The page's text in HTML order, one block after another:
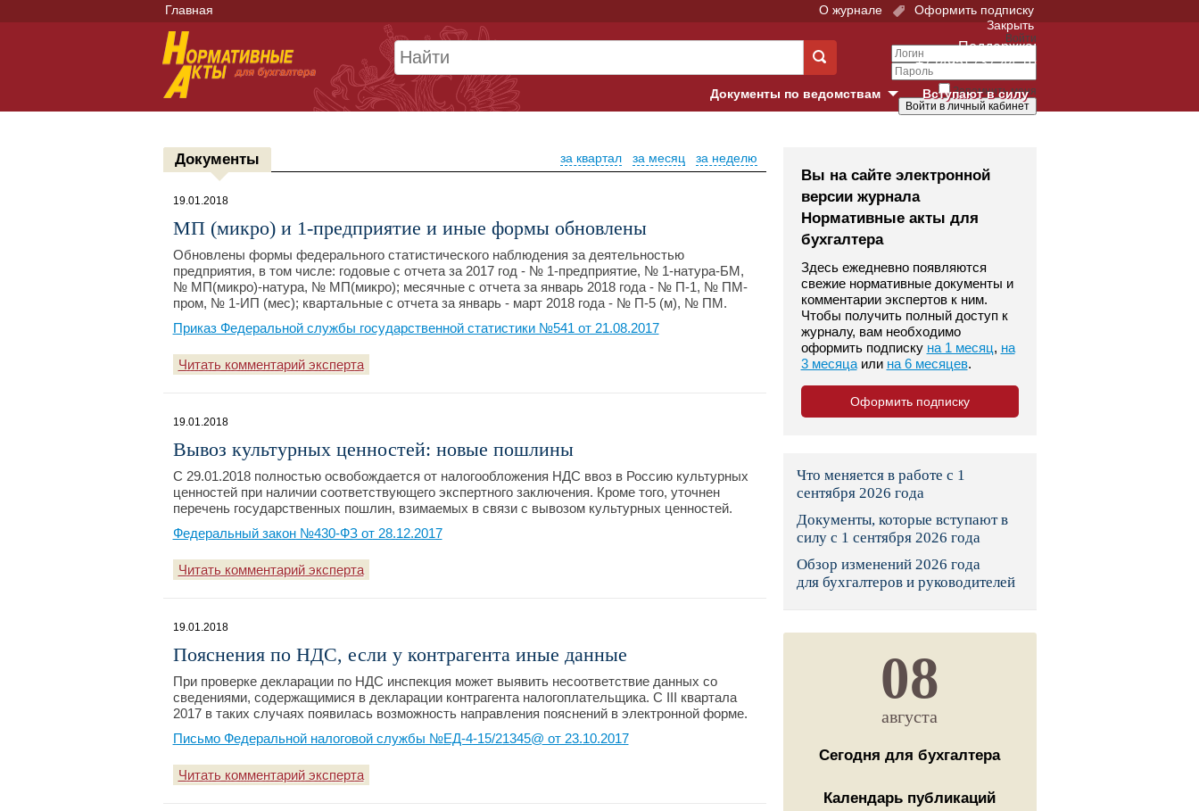
Главная О журнале
Оформить подписку
Закрыть
Войти
Запомнить меня
Поддержка:
+7 (495) 737-44-10
Вступают в силу
Документы по ведомствам
Банк России
Верховный Суд
Гострудинспекция в г. Москве
Конституционный Суд
Минтруд
Пенсионный фонд
Правительство
Роструд
Социальный фонд России
Суд общей юрисдикции
Документы за неделю
за месяц
за квартал
19.01.2018
МП (микро) и 1-предприятие и иные формы обновлены
Обновлены формы федерального статистического наблюдения за деятельностью
предприятия, в том числе: годовые с отчета за 2017 год - № 1-предприятие, № 1-натура-БМ,
№ МП(микро)-натура, № МП(микро); месячные с отчета за январь 2018 года - № П-1, № ПМ-
пром, № 1-ИП (мес); квартальные с отчета за январь - март 2018 года - № П-5 (м), № ПМ.
Приказ Федеральной службы государственной статистики №541 от 21.08.2017
Читать комментарий эксперта
19.01.2018
Вывоз культурных ценностей: новые пошлины
С 29.01.2018 полностью освобождается от налогообложения НДС ввоз в Россию культурных
ценностей при наличии соответствующего экспертного заключения. Кроме того, уточнен
перечень государственных пошлин, взимаемых в связи с вывозом культурных ценностей.
Федеральный закон №430-ФЗ от 28.12.2017
Читать комментарий эксперта
19.01.2018
Пояснения по НДС, если у контрагента иные данные
При проверке декларации по НДС инспекция может выявить несоответствие данных со
сведениями, содержащимися в декларации контрагента налогоплательщика. С III квартала
2017 в таких случаях появилась возможность направления пояснений в электронной форме.
Письмо Федеральной налоговой службы №ЕД-4-15/21345@ от 23.10.2017
Читать комментарий эксперта
Вы на сайте электронной
версии журнала
Нормативные акты для
бухгалтера
Здесь ежедневно появляются
свежие нормативные документы и
комментарии экспертов к ним.
Чтобы получить полный доступ к
журналу, вам необходимо
оформить подписку на 1 месяц, на
3 месяцаили на 6 месяцев.
Оформить подписку
Что меняется в работе с 1
сентября 2026 года
Документы, которые вступают в
силу с 1 сентября 2026 года
Обзор изменений 2026 года
для бухгалтеров и руководителей
08
августа
Сегодня для бухгалтера
Календарь публикаций